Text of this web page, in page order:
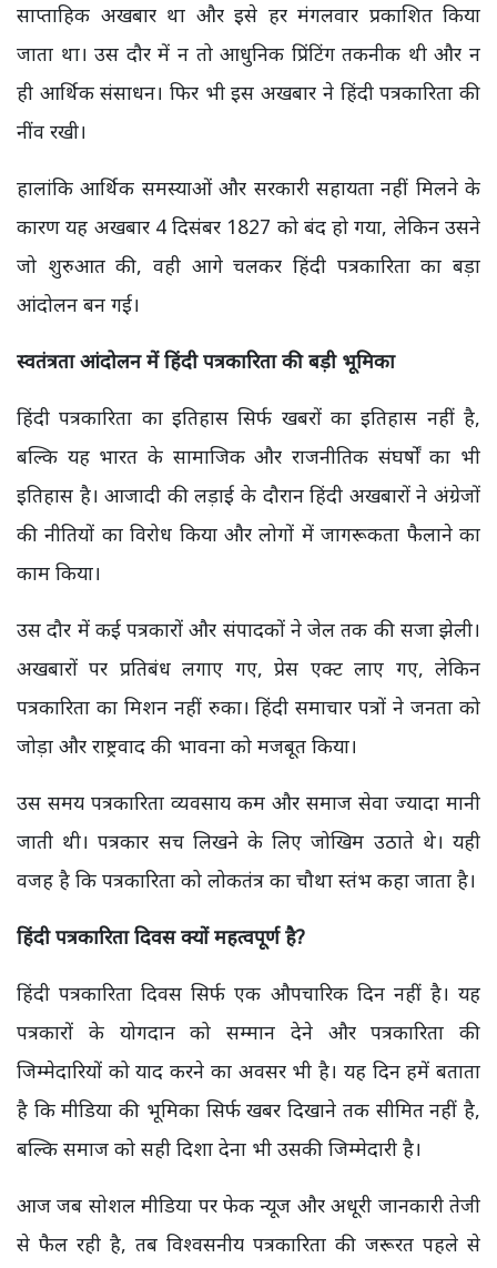
साप्ताहिक अखबार था और इसे हर मंगलवार प्रकाशित किया
जाता था। उस दौर में न तो आधुनिक प्रिंटिंग तकनीक थी और न
ही आर्थिक संसाधन। फिर भी इस अखबार ने हिंदी पत्रकारिता की
नींव रखी।
हालांकि आर्थिक समस्याओं और सरकारी सहायता नहीं मिलने के
कारण यह अखबार 4 दिसंबर 1827 को बंद हो गया, लेकिन उसने
जो शुरुआत की, वही आगे चलकर हिंदी पत्रकारिता का बड़ा
आंदोलन बन गई।
स्वतंत्रता आंदोलन में हिंदी पत्रकारिता की बड़ी भूमिका
हिंदी पत्रकारिता का इतिहास सिर्फ खबरों का इतिहास नहीं है,
बल्कि यह भारत के सामाजिक और राजनीतिक संघर्षों का भी
इतिहास है। आजादी की लड़ाई के दौरान हिंदी अखबारों ने अंग्रेजों
की नीतियों का विरोध किया और लोगों में जागरूकता फैलाने का
काम किया।
उस दौर में कई पत्रकारों और संपादकों ने जेल तक की सजा झेली।
अखबारों पर प्रतिबंध लगाए गए, प्रेस एक्ट लाए गए, लेकिन
पत्रकारिता का मिशन नहीं रुका। हिंदी समाचार पत्रों ने जनता को
जोड़ा और राष्ट्रवाद की भावना को मजबूत किया।
उस समय पत्रकारिता व्यवसाय कम और समाज सेवा ज्यादा मानी
जाती थी। पत्रकार सच लिखने के लिए जोखिम उठाते थे। यही
वजह है कि पत्रकारिता को लोकतंत्र का चौथा स्तंभ कहा जाता है।
हिंदी पत्रकारिता दिवस क्यों महत्वपूर्ण है?
हिंदी पत्रकारिता दिवस सिर्फ एक औपचारिक दिन नहीं है। यह
पत्रकारों के योगदान को सम्मान देने और पत्रकारिता की
जिम्मेदारियों को याद करने का अवसर भी है। यह दिन हमें बताता
है कि मीडिया की भूमिका सिर्फ खबर दिखाने तक सीमित नहीं है,
बल्कि समाज को सही दिशा देना भी उसकी जिम्मेदारी है।
आज जब सोशल मीडिया पर फेक न्यूज और अधूरी जानकारी तेजी
से फैल रही है, तब विश्वसनीय पत्रकारिता की जरूरत पहले से